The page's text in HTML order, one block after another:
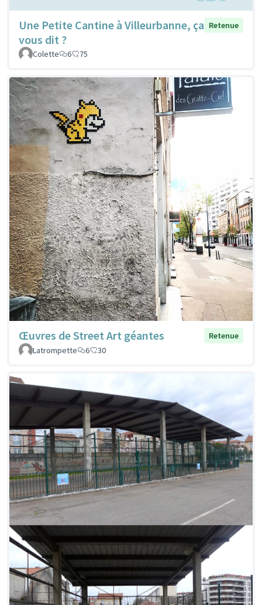
Une Petite Cantine à Villeurbanne, ça
vous dit ?
Retenue
Colette 6 75
Œuvres de Street Art géantes
Retenue
Latrompette
6 30